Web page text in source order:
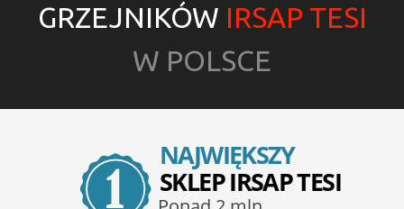
GRZEJNIKÓW IRSAP TESI
W POLSCE